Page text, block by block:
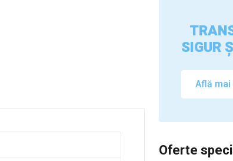
SIGUR
Află
Oferte